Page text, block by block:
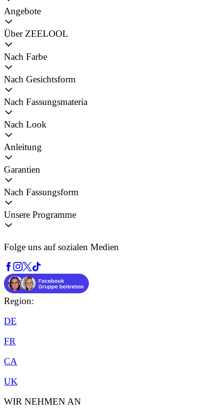
Angebote
Über ZEELOOL
Nach Farbe
Nach Gesichtsform
Nach Fassungsmateria
Nach Look
Anleitung
Garantien
Nach Fassungsform
Unsere Programme
Folge uns auf sozialen Medien
Region:
DE
FR
CA
UK
WIR NEHMEN AN